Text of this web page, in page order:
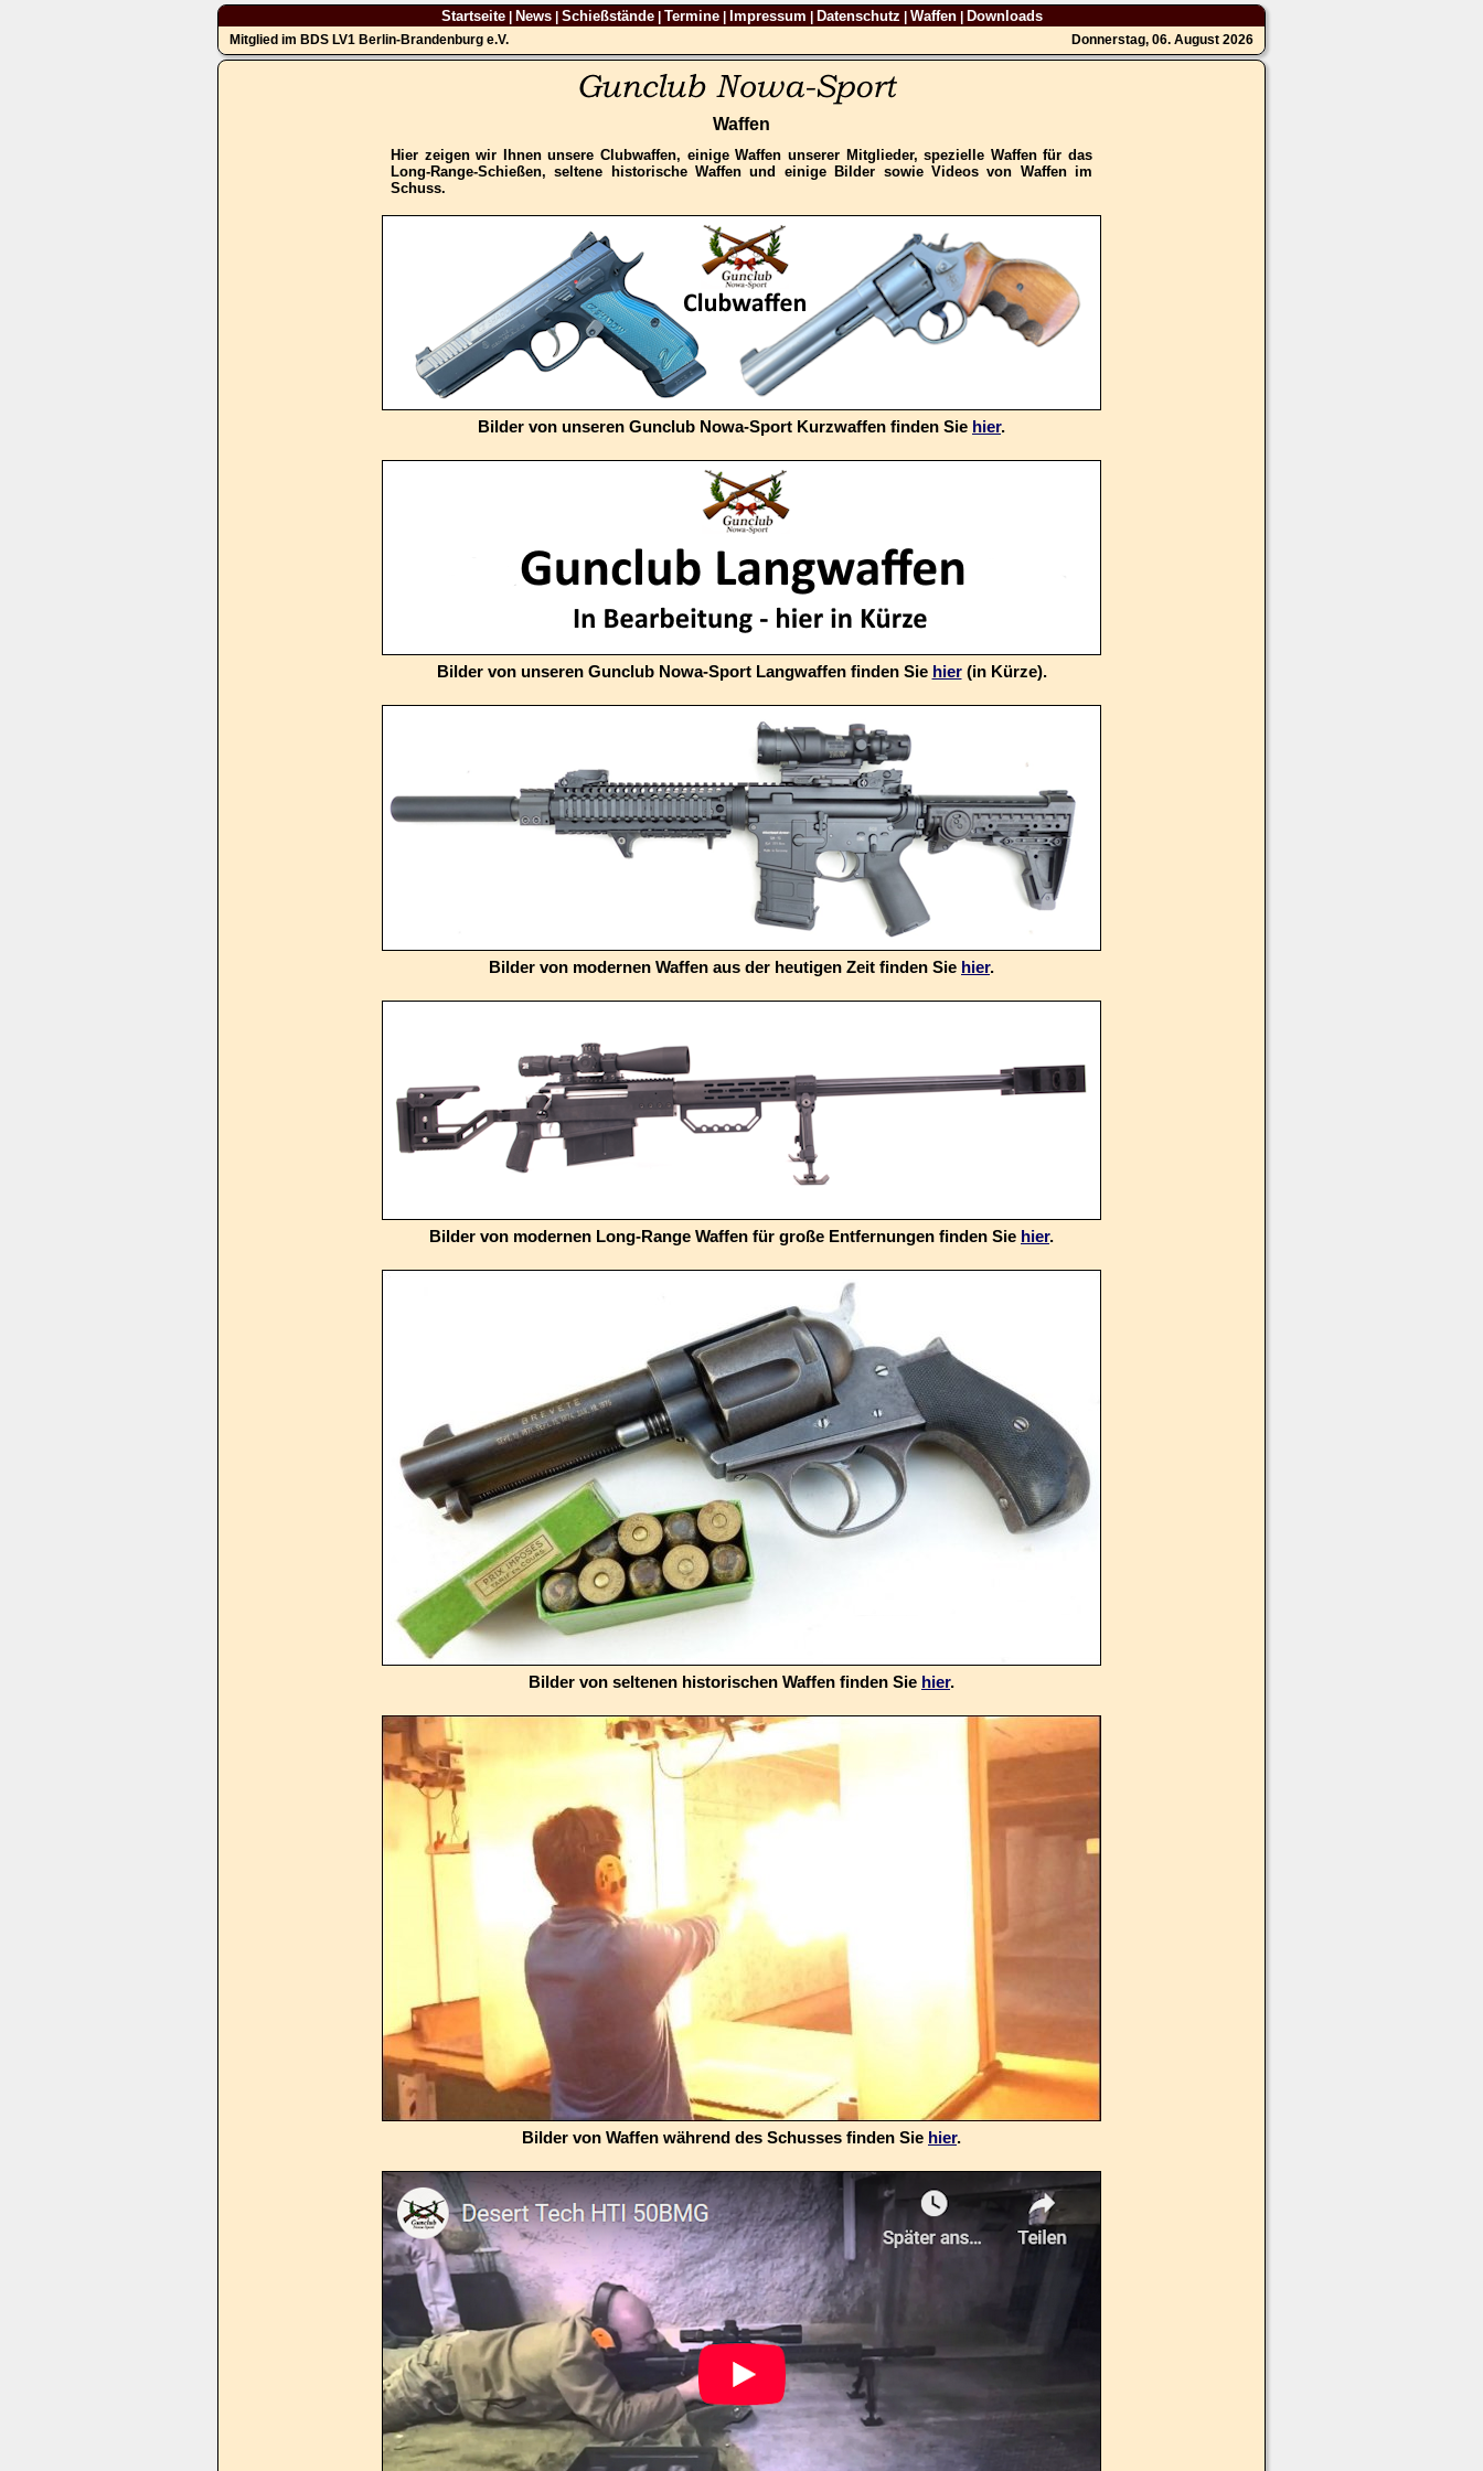
Startseite| News| Schießstände| Termine| Impressum Datenschutz Waffen| Downloads
Mitglied im BDS LV1 Berlin-Brandenburg e.V. Donnerstag, 06. August 2026
Waffen
Hier zeigen wir Ihnen unsere Clubwaffen, einige Waffen unserer Mitglieder, spezielle Waffen für das
Long-Range-Schießen, seltene historische Waffen und einige Bilder sowie Videos von Waffen im
Schuss.
Bilder von unseren Gunclub Nowa-Sport Kurzwaffen finden Sie hier.
Bilder von unseren Gunclub Nowa-Sport Langwaffen finden Sie hier(in Kürze).
Bilder von modernen Waffen aus der heutigen Zeit finden Sie hier.
Bilder von modernen Long-Range Waffen für große Entfernungen finden Sie hier.
Bilder von seltenen historischen Waffen finden Sie hier.
Bilder von Waffen während des Schusses finden Sie hier.